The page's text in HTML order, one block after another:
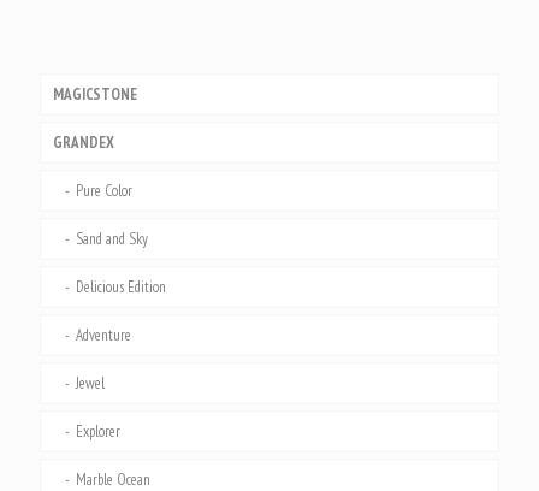
MAGICSTONE
GRANDEX
Pure Color
Sand and Sky
Delicious Edition
Adventure
Jewel
Explorer
Marble Ocean